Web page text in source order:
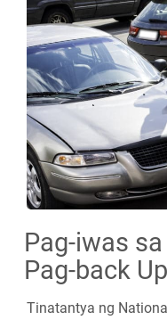
Pag-iwas
Pag-back
Tinatantya ng